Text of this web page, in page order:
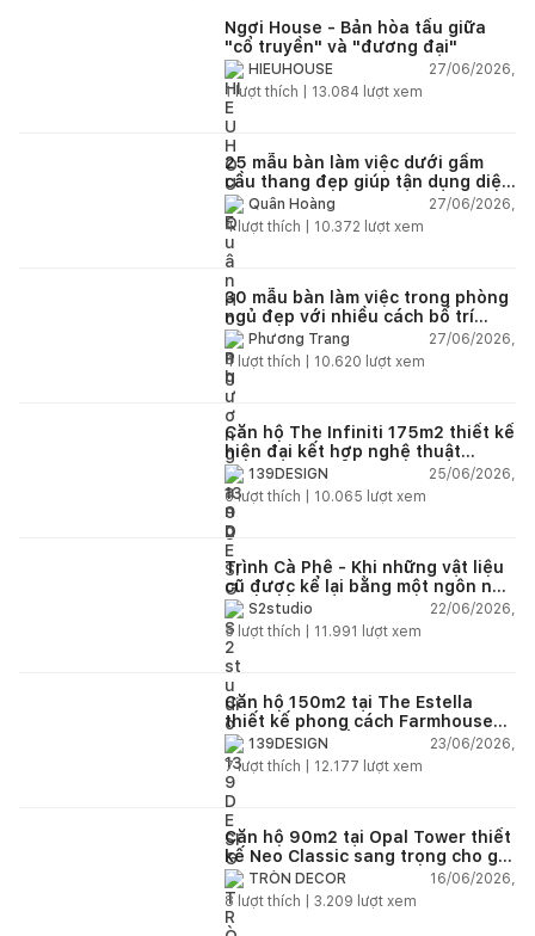
Ngơi House - Bản hòa tấu giữa
"cổ truyền" và "đương đại"
HIEUHOUSE
27/06/2026,
1lượt thích | 13.084 lượt xem
25 mẫu bàn làm việc dưới gầm
cầu thang đẹp giúp tận dụng diện
tích tưởng chừng bị bỏ quên
Quân Hoàng
27/06/2026,
4lượt thích | 10.372 lượt xem
30 mẫu bàn làm việc trong phòng
ngủ đẹp với nhiều cách bố trí
thông minh cho mọi diện tích
Phương Trang
27/06/2026,
4 lượt thích | 10.620 lượt xem
Căn hộ The Infiniti 175m2 thiết kế
hiện đại kết hợp nghệ thuật
Modern Art đầy cảm xúc
139DESIGN
25/06/2026,
6lượt thích | 10.065 lượt xem
Trình Cà Phê - Khi những vật liệu
cũ được kể lại bằng một ngôn ngữ
thiết kế mới
S2studio
22/06/2026,
5 lượt thích | 11.991 lượt xem
Căn hộ 150m2 tại The Estella
thiết kế phong cách Farmhouse
thanh lịch và ấm áp
139DESIGN
23/06/2026,
7lượt thích | 12.177 lượt xem
Căn hộ 90m2 tại Opal Tower thiết
kế Neo Classic sang trọng cho gia
đình trẻ
TRÒN DECOR
16/06/2026,
8 lượt thích | 3.209 lượt xem